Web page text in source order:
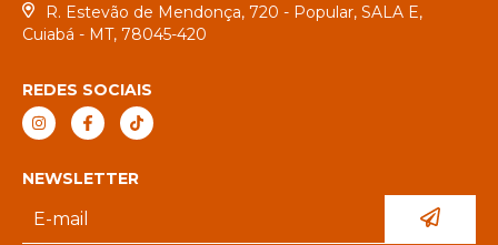
R. Estevão de Mendonça, 720 - Popular, SALA E,
Cuiabá - MT, 78045-420
REDES SOCIAIS
NEWSLETTER